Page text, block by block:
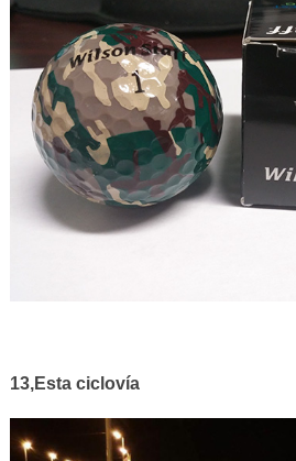
13,Esta ciclovía